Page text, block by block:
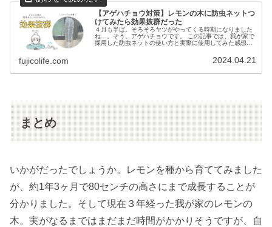
【アゲハチョウ対策】レモンの木に防虫ネットつ
けてみたら効果抜群だった
４月も半ば。そろそろヤツがやってくる時期になりました
ね…。そう。アゲハチョウです。 この記事では、我が家で
採用した防虫ネットの使い方と実際に使用してみた感想
fujicolife.com 2024.04.21
まとめ
いかがだったでしょうか。レモンを種から育ててみました
が、約1年3ヶ月で80センチの高さにまで成長することが
分かりました。そして現在３年経った我が家のレモンの
木。実がなるまではまだまだ時間がかかりそうですが、自